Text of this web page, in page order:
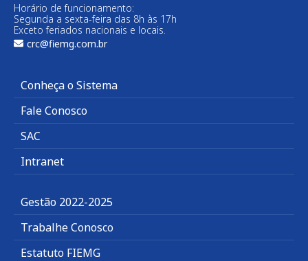
Horário de funcionamento:
Segunda a sexta-feira das 8h às 17h
Exceto feriados nacionais e locais.
crc@fiemg.com.br
Conheça o Sistema
Fale Conosco
SAC
Intranet
Gestão 2022-2025
Trabalhe Conosco
Estatuto FIEMG